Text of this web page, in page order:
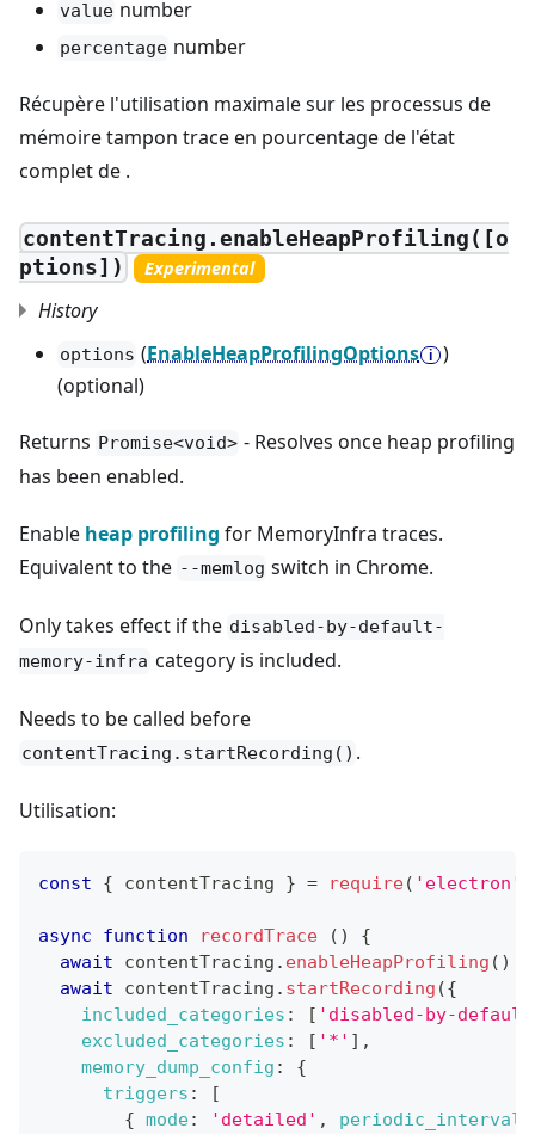
value number
percentage number
Récupère l'utilisation maximale sur les processus de
mémoire tampon trace en pourcentage de l'état
complet de .
contentTracing.enableHeapProfiling([o
ptions])
Experimental
History
options (EnableHeapProfilingOptions
)
(optional)
Returns Promise<void> - Resolves once heap profiling
has been enabled.
Enable heap profiling for MemoryInfra traces.
Equivalent to the --memlog switch in Chrome.
Only takes effect if the disabled-by-default-
memory-infra category is included.
Needs to be called before
contentTracing.startRecording() .
Utilisation:
const { contentTracing } = require( 'electron'
async function recordTrace ( )
{
await contentTracing . enableHeapProfiling ( )
await contentTracing . startRecording ({
included_categories : [ 'disabled-by-
excluded_categories : [ '*' ] ,
memory_dump_config :
{
triggers :
[
{ mode: 'detailed' ,